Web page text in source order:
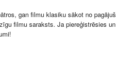
gan filmu klasiku sākot no
filmu saraksts. Ja piereģistrēsies